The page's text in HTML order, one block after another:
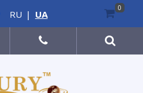
RU | UA
0